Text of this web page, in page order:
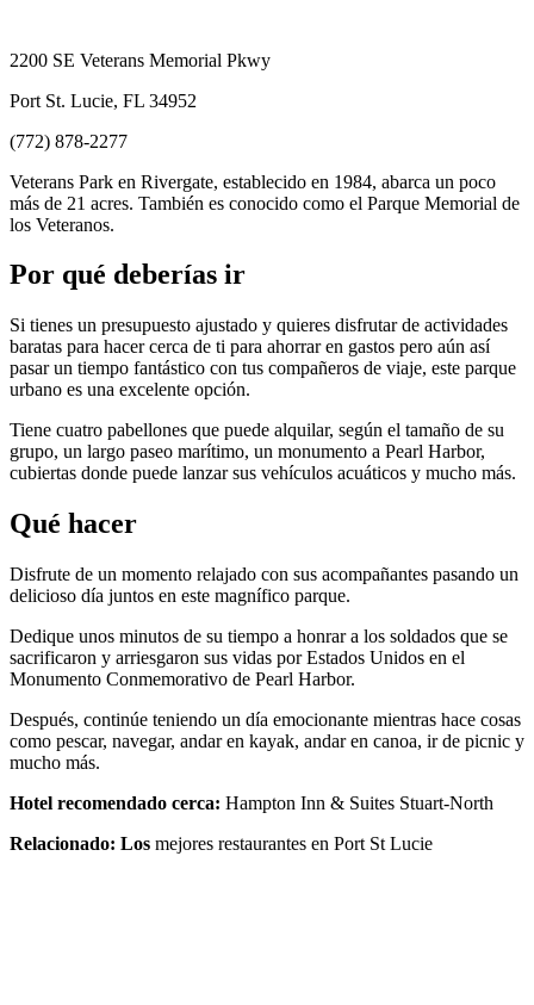
2200 SE Veterans Memorial Pkwy
Port St. Lucie, FL 34952
(772) 878-2277
Veterans Park en Rivergate, establecido en 1984, abarca un poco
más de 21 acres. También es conocido como el Parque Memorial de
los Veteranos.
Por qué deberías ir
Si tienes un presupuesto ajustado y quieres disfrutar de actividades
baratas para hacer cerca de ti para ahorrar en gastos pero aún así
pasar un tiempo fantástico con tus compañeros de viaje, este parque
urbano es una excelente opción.
Tiene cuatro pabellones que puede alquilar, según el tamaño de su
grupo, un largo paseo marítimo, un monumento a Pearl Harbor,
cubiertas donde puede lanzar sus vehículos acuáticos y mucho más.
Qué hacer
Disfrute de un momento relajado con sus acompañantes pasando un
delicioso día juntos en este magnífico parque.
Dedique unos minutos de su tiempo a honrar a los soldados que se
sacrificaron y arriesgaron sus vidas por Estados Unidos en el
Monumento Conmemorativo de Pearl Harbor.
Después, continúe teniendo un día emocionante mientras hace cosas
como pescar, navegar, andar en kayak, andar en canoa, ir de picnic y
mucho más.
Hotel recomendado cerca: Hampton Inn & Suites Stuart-North
Relacionado: Los mejores restaurantes en Port St Lucie